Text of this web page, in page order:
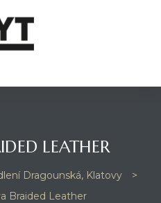
LEATHER
Dragounská, Klatovy
>
Braided Leather